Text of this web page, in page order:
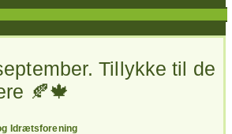
Tillykke til de
🍂🍁
Idrætsforening